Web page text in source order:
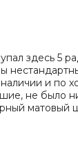
здесь 5
наличии и по
не было
матовый
что